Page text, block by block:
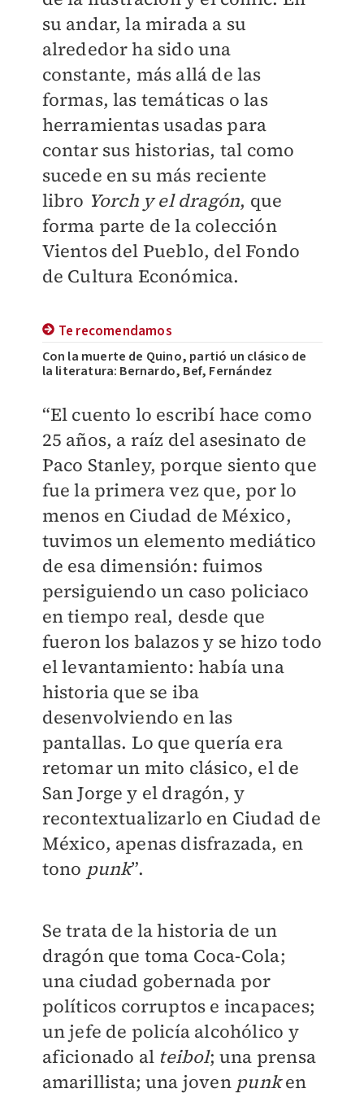
su andar, la mirada a su
alrededor ha sido una
constante, más allá de las
formas, las temáticas o las
herramientas usadas para
contar sus historias, tal como
sucede en su más reciente
libro Yorch y el dragón, que
forma parte de la colección
Vientos del Pueblo, del Fondo
de Cultura Económica.
Te recomendamos
Con la muerte de Quino, partió un clásico de
la literatura: Bernardo, Bef, Fernández
“El cuento lo escribí hace como
25 años, a raíz del asesinato de
Paco Stanley, porque siento que
fue la primera vez que, por lo
menos en Ciudad de México,
tuvimos un elemento mediático
de esa dimensión: fuimos
persiguiendo un caso policiaco
en tiempo real, desde que
fueron los balazos y se hizo todo
el levantamiento: había una
historia que se iba
desenvolviendo en las
pantallas. Lo que quería era
retomar un mito clásico, el de
San Jorge y el dragón, y
recontextualizarlo en Ciudad de
México, apenas disfrazada, en
tono punk”.
Se trata de la historia de un
dragón que toma Coca-Cola;
una ciudad gobernada por
políticos corruptos e incapaces;
un jefe de policía alcohólico y
aficionado al teibol; una prensa
amarillista; una joven punken